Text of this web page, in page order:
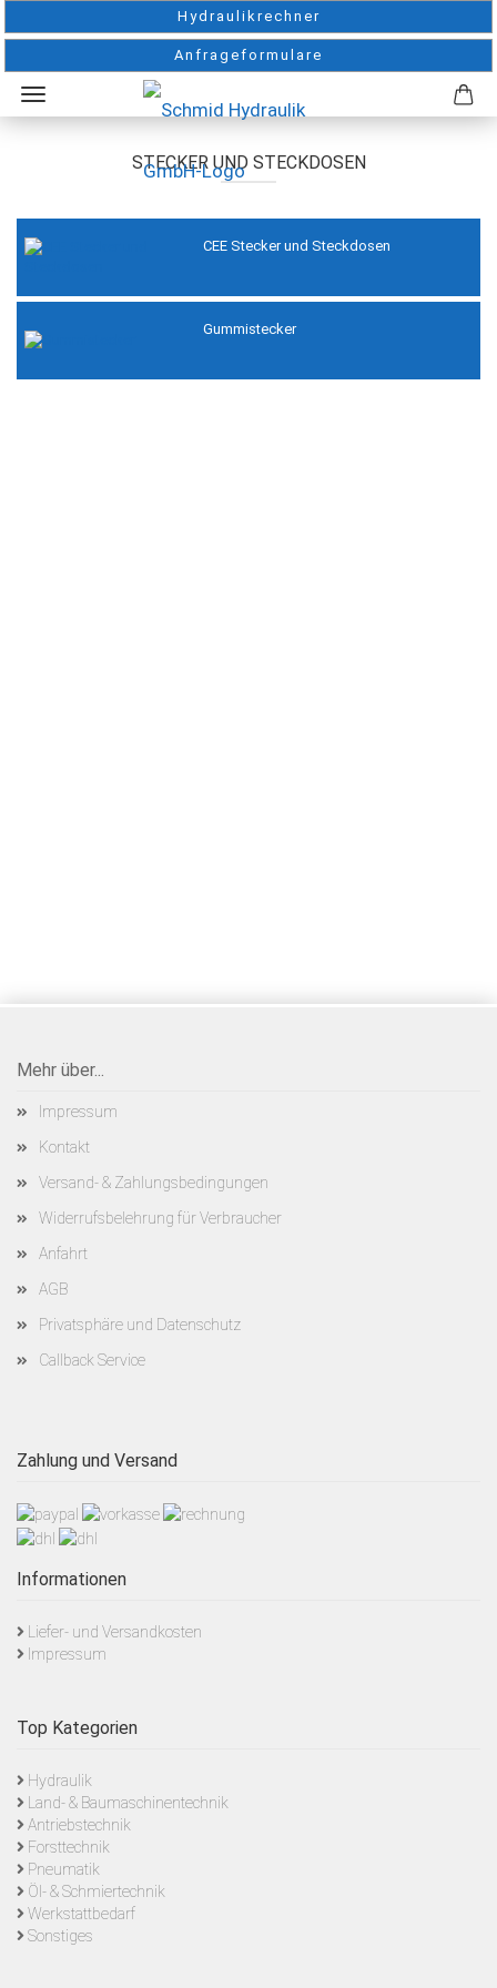
Hydraulikrechner
Anfrageformulare
STECKER UND STECKDOSEN
CEE Stecker und Steckdosen
Gummistecker
Mehr über...
Impressum
Kontakt
Versand- & Zahlungsbedingungen
Widerrufsbelehrung für Verbraucher
Anfahrt
AGB
Privatsphäre und Datenschutz
Callback Service
Zahlung und Versand
Informationen
Liefer- und Versandkosten
Impressum
Top Kategorien
Hydraulik
Land- & Baumaschinentechnik
Antriebstechnik
Forsttechnik
Pneumatik
Öl- & Schmiertechnik
Werkstattbedarf
Sonstiges